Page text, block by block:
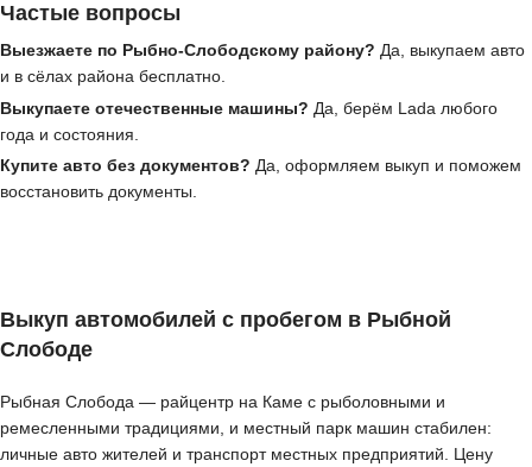
Частые вопросы
Выезжаете по Рыбно-Слободскому району? Да, выкупаем авто
и в сёлах района бесплатно.
Выкупаете отечественные машины? Да, берём Lada любого
года и состояния.
Купите авто без документов? Да, оформляем выкуп и поможем
восстановить документы.
Выкуп автомобилей с пробегом в Рыбной
Слободе
Рыбная Слобода — райцентр на Каме с рыболовными и
ремесленными традициями, и местный парк машин стабилен:
личные авто жителей и транспорт местных предприятий. Цену